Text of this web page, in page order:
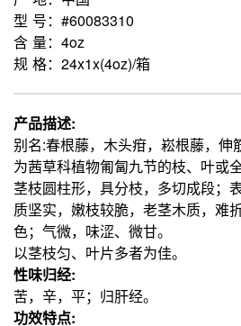
型 号：#60083310
含 量：4oz
规 格：24x1x(4oz)/箱
产品描述:
别名:春根藤，木头疳，崧根藤，伸
为茜草科植物匍匐九节的枝、叶或全
茎枝圆柱形，具分枝，多切成段；
质坚实，嫩枝较脆，老茎木质，难
色；气微，味涩、微甘。
以茎枝匀、叶片多者为佳。
性味归经:
苦，辛，平；归肝经。
功效特点: